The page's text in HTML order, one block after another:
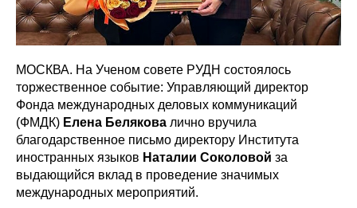
МОСКВА. На Ученом совете РУДН состоялось
торжественное событие: Управляющий директор
Фонда международных деловых коммуникаций
(ФМДК) Елена Белякова лично вручила
благодарственное письмо директору Института
иностранных языков Наталии Соколовой за
выдающийся вклад в проведение значимых
международных мероприятий.